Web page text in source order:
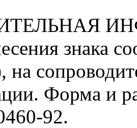
знака
на
Форма и
92.